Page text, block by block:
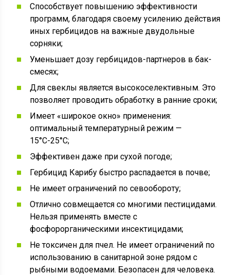
Способствует повышению эффективности
программ, благодаря своему усилению действия
иных гербицидов на важные двудольные
сорняки;
Уменьшает дозу гербицидов-партнеров в бак-
смесях;
Для свеклы является высокоселективным. Это
позволяет проводить обработку в ранние сроки;
Имеет «широкое окно» применения:
оптимальный температурный режим —
15°С-25°С;
Эффективен даже при сухой погоде;
Гербицид Карибу быстро распадается в почве;
Не имеет ограничений по севообороту;
Отлично совмещается со многими пестицидами.
Нельзя применять вместе с
фосфорорганическими инсектицидами;
Не токсичен для пчел. Не имеет ограничений по
использованию в санитарной зоне рядом с
рыбными водоемами. Безопасен для человека.